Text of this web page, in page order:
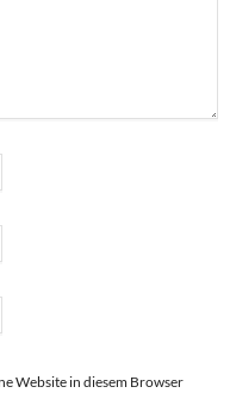
Website in diesem Browser